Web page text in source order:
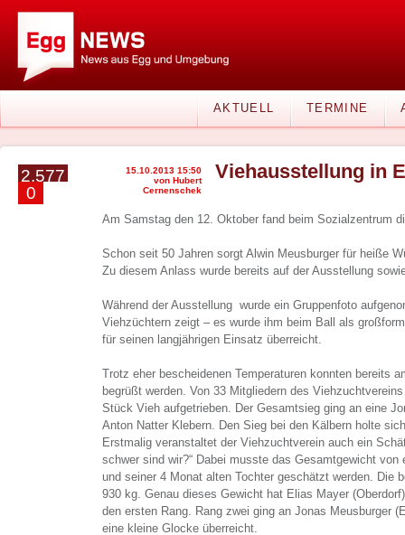
AKTUELL TERMINE
2.577
0
15.10.2013 15:50
von Hubert
Cernenschek
Viehausstellung in
Am Samstag den 12. Oktober fand beim Sozialzentrum
Schon seit 50 Jahren sorgt Alwin Meusburger für heiße
Zu diesem Anlass wurde bereits auf der Ausstellung
Während der Ausstellung wurde ein Gruppenfoto
Viehzüchtern zeigt – es wurde ihm beim Ball als
für seinen langjährigen Einsatz überreicht.
Trotz eher bescheidenen Temperaturen konnten bereits
begrüßt werden. Von 33 Mitgliedern des
Stück Vieh aufgetrieben. Der Gesamtsieg ging an eine
Anton Natter Klebern. Den Sieg bei den Kälbern holte
Erstmalig veranstaltet der Viehzuchtverein auch ein
schwer sind wir?“ Dabei musste das Gesamtgewicht von
und seiner 4 Monat alten Tochter geschätzt werden. Die
930 kg. Genau dieses Gewicht hat Elias Mayer
den ersten Rang. Rang zwei ging an Jonas Meusburger
eine kleine Glocke überreicht.